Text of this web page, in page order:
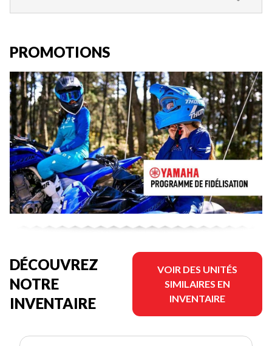
PROMOTIONS
DÉCOUVREZ
NOTRE
INVENTAIRE
VOIR DES UNITÉS
SIMILAIRES EN
INVENTAIRE